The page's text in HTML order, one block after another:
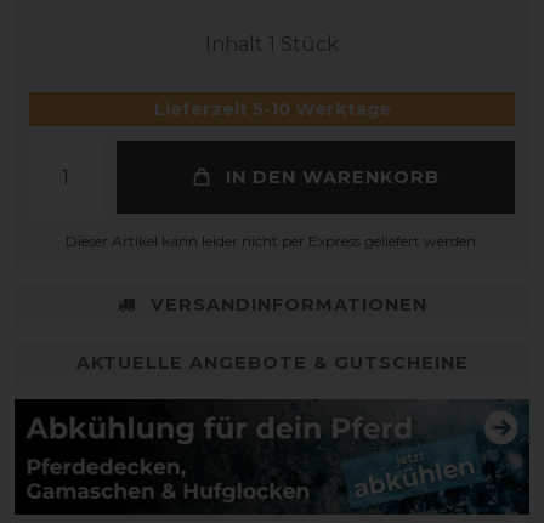
Inhalt 1 Stück
Lieferzeit 5-10 Werktage
IN DEN WARENKORB
Dieser Artikel kann leider nicht per Express geliefert werden.
VERSANDINFORMATIONEN
AKTUELLE ANGEBOTE & GUTSCHEINE